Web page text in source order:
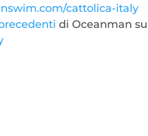
cattolica-italy
di Oceanman